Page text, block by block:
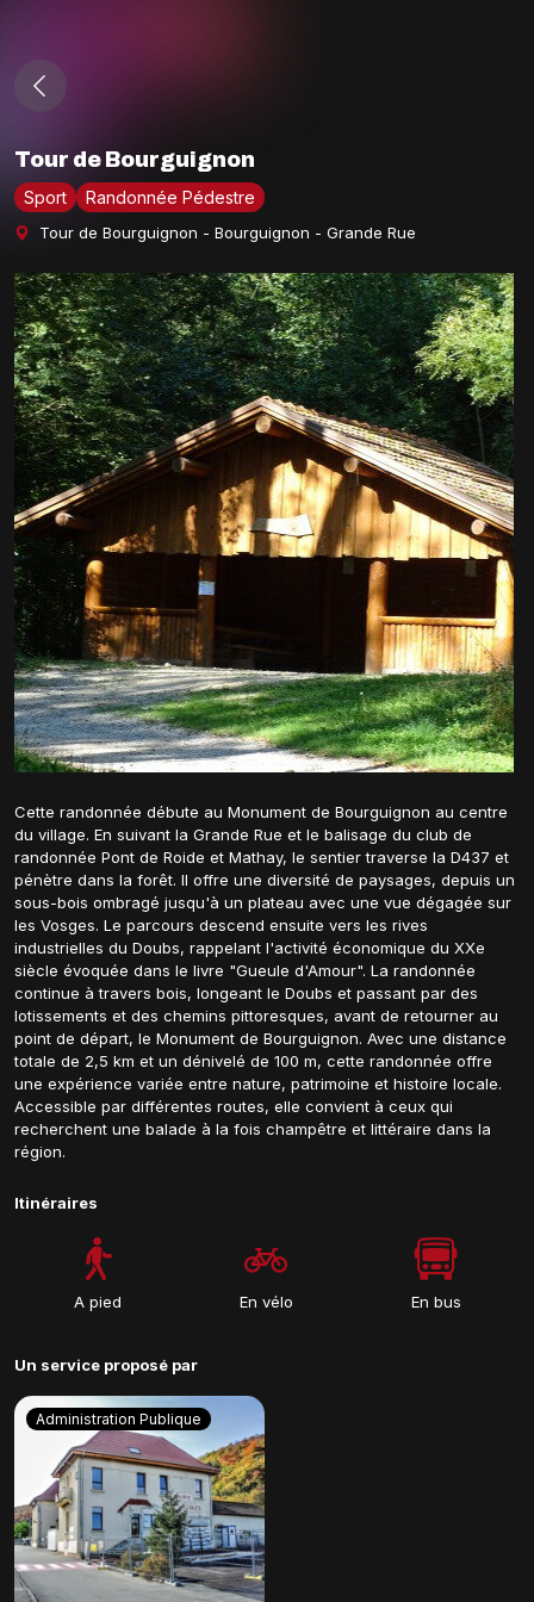
Tour de Bourguignon
Sport Randonnée Pédestre
Tour de Bourguignon - Bourguignon - Grande Rue
Cette randonnée débute au Monument de Bourguignon au centre
du village. En suivant la Grande Rue et le balisage du club de
randonnée Pont de Roide et Mathay, le sentier traverse la D437 et
pénètre dans la forêt. Il offre une diversité de paysages, depuis un
sous-bois ombragé jusqu'à un plateau avec une vue dégagée sur
les Vosges. Le parcours descend ensuite vers les rives
industrielles du Doubs, rappelant l'activité économique du XXe
siècle évoquée dans le livre "Gueule d'Amour". La randonnée
continue à travers bois, longeant le Doubs et passant par des
lotissements et des chemins pittoresques, avant de retourner au
point de départ, le Monument de Bourguignon. Avec une distance
totale de 2,5 km et un dénivelé de 100 m, cette randonnée offre
une expérience variée entre nature, patrimoine et histoire locale.
Accessible par différentes routes, elle convient à ceux qui
recherchent une balade à la fois champêtre et littéraire dans la
région.
Itinéraires
A pied En vélo En bus
Un service proposé par
Administration Publique